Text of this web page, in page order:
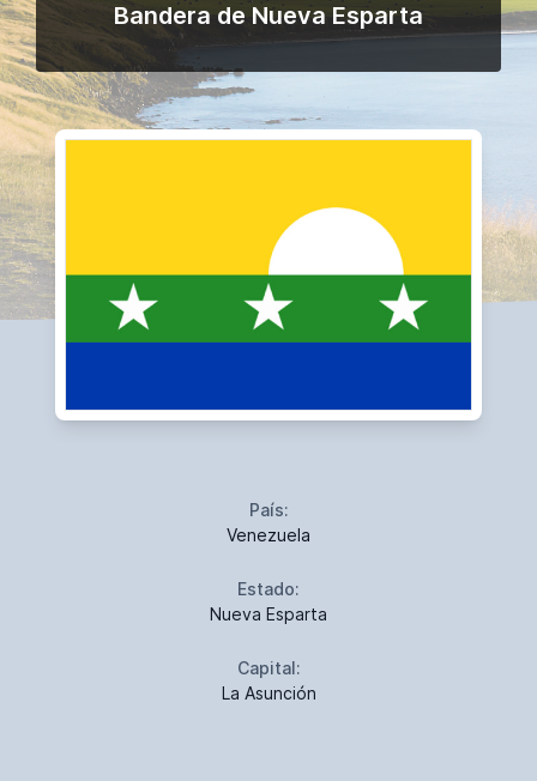
Bandera de Nueva Esparta
País:
Venezuela
Estado:
Nueva Esparta
Capital:
La Asunción